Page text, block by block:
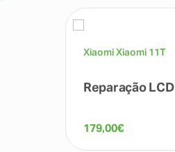
Xiaomi Xiaomi 11T
Reparação LCD
179,00€